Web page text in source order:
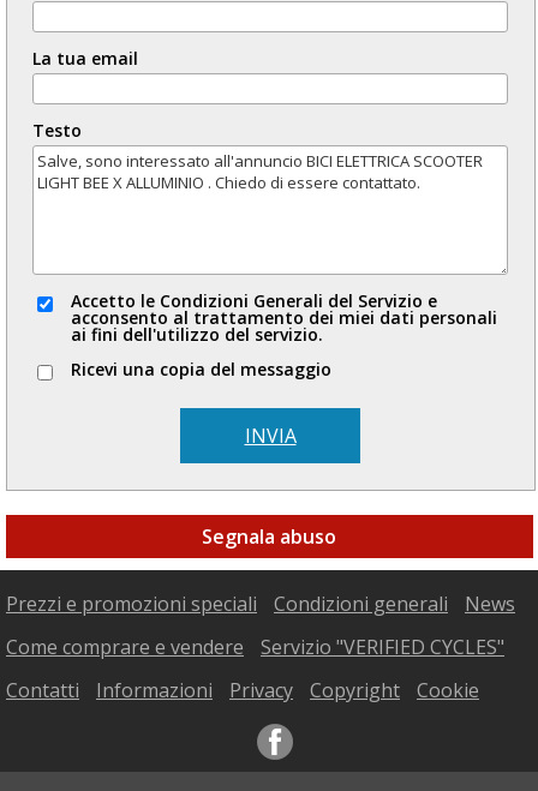
La tua email
Testo
Accetto le Condizioni Generali del Servizio e
acconsento al trattamento dei miei dati personali
ai fini dell'utilizzo del servizio.
Ricevi una copia del messaggio
INVIA
Segnala abuso
Prezzi e promozioni speciali Condizioni generali
News
Come comprare e vendere
Servizio "VERIFIED CYCLES"
Contatti
Informazioni Privacy Copyright Cookie